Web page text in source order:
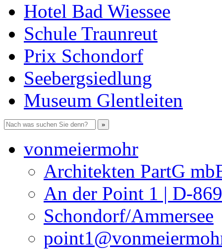
Hotel Bad Wiessee
Schule Traunreut
Prix Schondorf
Seebergsiedlung
Museum Glentleiten
vonmeiermohr
Architekten PartG
An der Point 1 | D-
Schondorf/Ammersee